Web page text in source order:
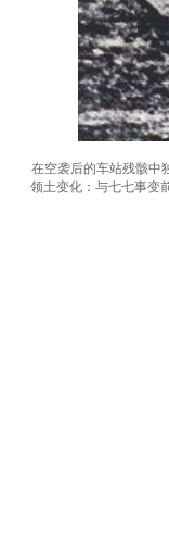
在空袭后的车站残骸中
领土变化：与七七事变